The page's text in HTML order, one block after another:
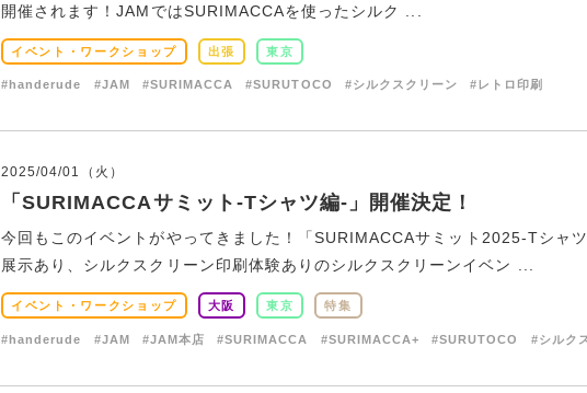
開催されます！JAMではSURIMACCAを使ったシルク ...
イベント・ワークショップ 出張 東京
#handerude #JAM #SURIMACCA #SURUTOCO #シルクスクリーン #レトロ印刷
2025/04/01（火）
「SURIMACCAサミット-Tシャツ編-」開催決定！
今回もこのイベントがやってきました！「SURIMACCAサミット2025-Tシャ
展示あり、シルクスクリーン印刷体験ありのシルクスクリーンイベン ...
イベント・ワークショップ 大阪 東京 特集
#handerude #JAM #JAM本店 #SURIMACCA #SURIMACCA+ #SURUTOCO #シルク